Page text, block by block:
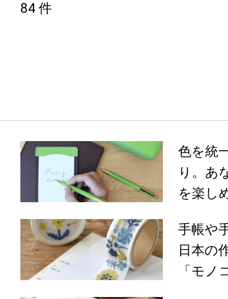
84 件
色を統
り。あ
を楽し
手帳や
日本の
「モノ